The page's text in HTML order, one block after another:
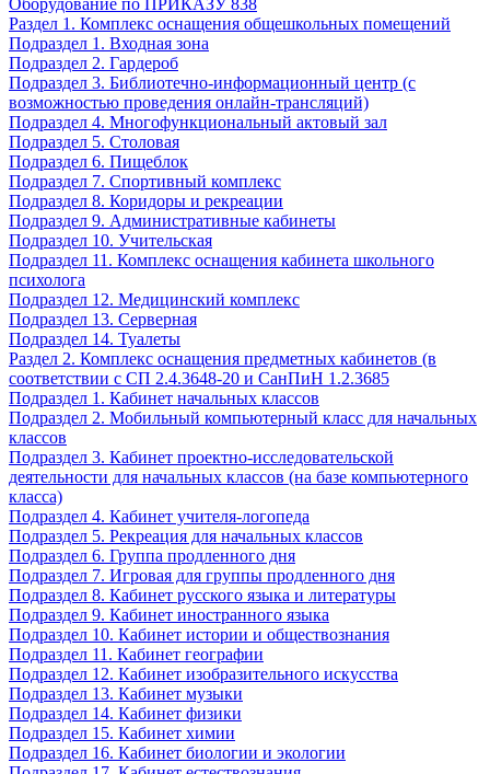
Оборудование по ПРИКАЗУ 838
Раздел 1. Комплекс оснащения общешкольных помещений
Подраздел 1. Входная зона
Подраздел 2. Гардероб
Подраздел 3. Библиотечно-информационный центр (с
возможностью проведения онлайн-трансляций)
Подраздел 4. Многофункциональный актовый зал
Подраздел 5. Столовая
Подраздел 6. Пищеблок
Подраздел 7. Спортивный комплекс
Подраздел 8. Коридоры и рекреации
Подраздел 9. Административные кабинеты
Подраздел 10. Учительская
Подраздел 11. Комплекс оснащения кабинета школьного
психолога
Подраздел 12. Медицинский комплекс
Подраздел 13. Серверная
Подраздел 14. Туалеты
Раздел 2. Комплекс оснащения предметных кабинетов (в
соответствии с СП 2.4.3648-20 и СанПиН 1.2.3685
Подраздел 1. Кабинет начальных классов
Подраздел 2. Мобильный компьютерный класс для начальных
классов
Подраздел 3. Кабинет проектно-исследовательской
деятельности для начальных классов (на базе компьютерного
класса)
Подраздел 4. Кабинет учителя-логопеда
Подраздел 5. Рекреация для начальных классов
Подраздел 6. Группа продленного дня
Подраздел 7. Игровая для группы продленного дня
Подраздел 8. Кабинет русского языка и литературы
Подраздел 9. Кабинет иностранного языка
Подраздел 10. Кабинет истории и обществознания
Подраздел 11. Кабинет географии
Подраздел 12. Кабинет изобразительного искусства
Подраздел 13. Кабинет музыки
Подраздел 14. Кабинет физики
Подраздел 15. Кабинет химии
Подраздел 16. Кабинет биологии и экологии